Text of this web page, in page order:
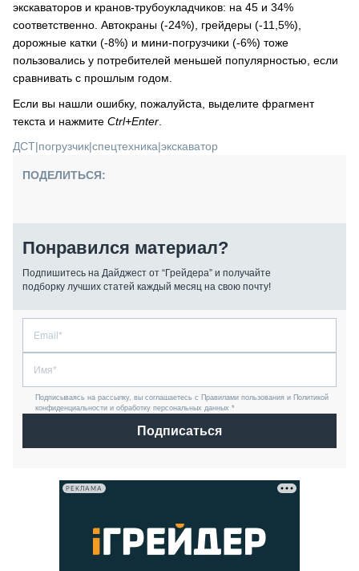
экскаваторов и кранов-трубоукладчиков: на 45 и 34%
соответственно. Автокраны (-24%), грейдеры (-11,5%),
дорожные катки (-8%) и мини-погрузчики (-6%) тоже
пользовались у потребителей меньшей популярностью, если
сравнивать с прошлым годом.
Если вы нашли ошибку, пожалуйста, выделите фрагмент
текста и нажмите Ctrl+Enter
ДСТ|погрузчик|спецтехника|экскаватор
ПОДЕЛИТЬСЯ:
Понравился материал?
Подпишитесь на Дайджест от “Грейдера” и получайте
подборку лучших статей каждый месяц на свою почту!
Подписываясь на рассылку, вы соглашаетесь с Правилами пользования и Политикой
конфиденциальности и обработку персональных данных *
Подписаться
РЕКЛАМА